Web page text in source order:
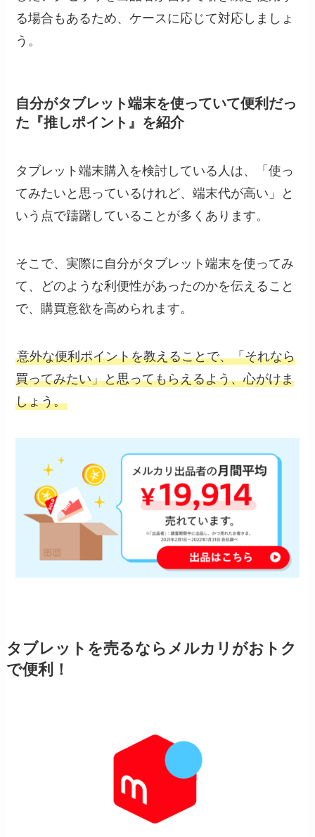
る場合もあるため、ケースに応じて対応しましょ
う。
自分がタブレット端末を使っていて便利だっ
た『推しポイント』を紹介
タブレット端末購入を検討している人は、「使っ
てみたいと思っているけれど、端末代が高い」と
いう点で躊躇していることが多くあります。
そこで、実際に自分がタブレット端末を使ってみ
て、どのような利便性があったのかを伝えること
で、購買意欲を高められます。
意外な便利ポイントを教えることで、「それなら
買ってみたい」と思ってもらえるよう、心がけま
しょう。
タブレットを売るならメルカリがおトク
で便利！